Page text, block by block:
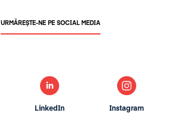
URMĂREȘTE-NE PE SOCIAL MEDIA
LinkedIn Instagram